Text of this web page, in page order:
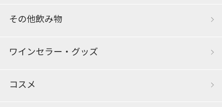
その他飲み物
ワインセラー・グッズ
コスメ